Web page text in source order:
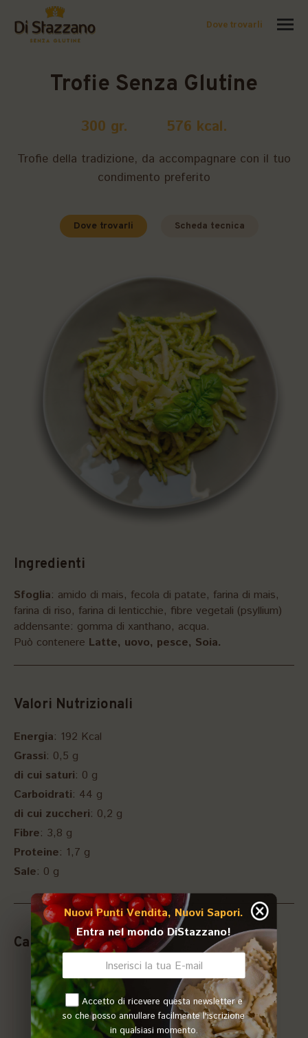
Dove trovarli
Trofie Senza Glutine
300 gr. 576 kcal.
Trofie della tradizione, da accompagnare con il tuo
condimento preferito
Dove trovarli Scheda tecnica
Ingredienti
Sfoglia: amido di mais, fecola di patate, farina di mais,
farina di riso, farina di lenticchie, fibre vegetali (psyllium)
addensante: gomma di xanthano, acqua.
Può contenere Latte, uovo, pesce, Soia.
Valori Nutrizionali
Energia: 192 Kcal
Grassi: 0,5 g
di cui saturi: 0 g
Carboidrati: 44 g
di cui zuccheri: 0,2 g
Fibre: 3,8 g
Proteine: 1,7 g
Sale: 0 g
Caratteristiche
Senza Glutine Senza Carne di maiale
Nuovi Punti Vendita, Nuovi Sapori.
Entra nel mondo DiStazzano!
Accetto di ricevere questa newsletter e
so che posso annullare facilmente l'iscrizione
in qualsiasi momento.